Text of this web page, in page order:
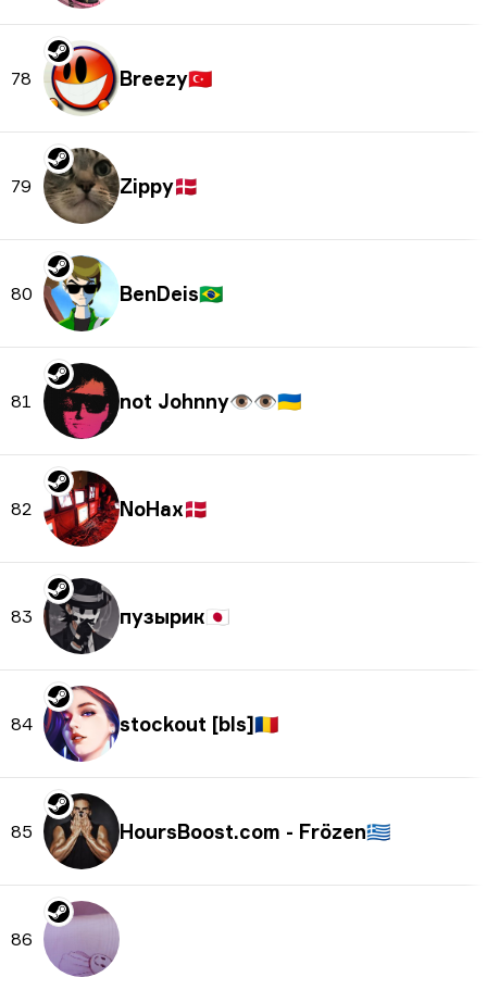
78 Breezy🇹🇷
79 Zippy🇩🇰
80 BenDeis🇧🇷
81 🇺🇦
82 NoHax🇩🇰
83 пузырик🇯🇵
84 stockout [bls]🇷🇴
85 HoursBoost.com - Frözen🇬🇷
86